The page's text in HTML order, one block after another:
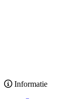
Informatie